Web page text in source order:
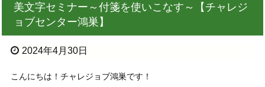
美文字セミナー～付箋を使いこなす～【チャレジ
ョブセンター鴻巣】
2024年4月30日
こんにちは！チャレジョブ鴻巣です！